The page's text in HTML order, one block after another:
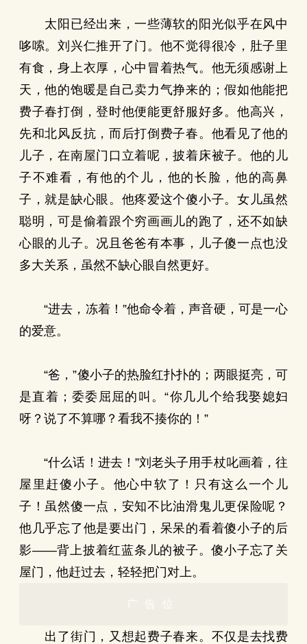
太阳已经出来，一些薄软的阳光似乎在风中
哆嗦。刘兴仁推开了门。他不觉得很冷，肚子里
有食，身上衣厚，心中冒着热气。他无须感谢上
天，他的饱暖是自己卖力气挣来的；假如他能把
费子春打倒，登时他便能更舒服好多。他高兴，
先和北风反抗，而后打倒费子春。他看见了他的
儿子，在南屋门口立着呢，披着床被子。他的儿
子不难看，有他的个儿，他的长脸，他的高鼻
子，就是缺心眼。他疼爱这个傻小子。女儿虽然
聪明，可是偷着跟个穷画画儿的跑了，还不如缺
心眼的儿子。况且爸爸有本事，儿子傻一点也没
多大关系，虽然不缺心眼自然更好。
“进去，冻着！”他命令着，声音硬，可是一心
的爱意。
“爸，”傻小子的热脸红扑扑的；两眼挺亮，可
是直着；委委屈屈的叫。“你几儿个给我娶媳妇
呀？说了不算哪？看我不揍你的！”
“什么话！进去！”刘老头子用手杖叱画着，往
屋里赶傻小子。他心中软了！只有这么一个儿
子！虽然傻一点，安知不比油滑鬼儿更保险呢？
他几乎忘了他是要出门，呆呆的看着傻小子的后
影——背上披着红蓝条儿的被子。傻小子忘了关
屋门，他赶过去，轻轻把门对上。
广告位
出了街门，又想起费子春来。不仅是去找费